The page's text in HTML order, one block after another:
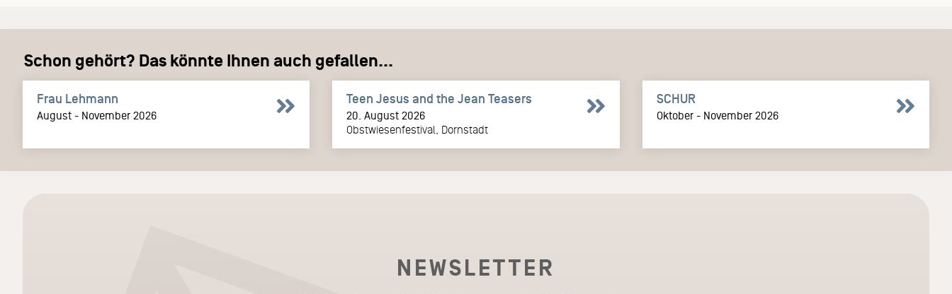
Schon gehört? Das könnte Ihnen auch gefallen...
Frau Lehmann
August - November 2026
Teen Jesus and the Jean Teasers
20. August 2026
Obstwiesenfestival, Dornstadt
SCHUR
Oktober - November 2026
NEWSLETTER